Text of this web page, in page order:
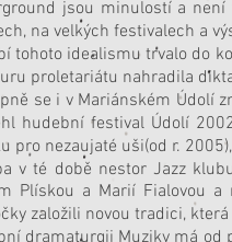
jsou minulostí a není
na velkých festivalech a
tohoto idealismu trvalo do
proletariátu nahradila
se i v Mariánském Údolí
hudební festival Údolí
pro nezaujaté uši(od r.
v té době nestor Jazz
Plískou a Marií Fialovou
založili novou tradici,
dramaturgii Muziky má od